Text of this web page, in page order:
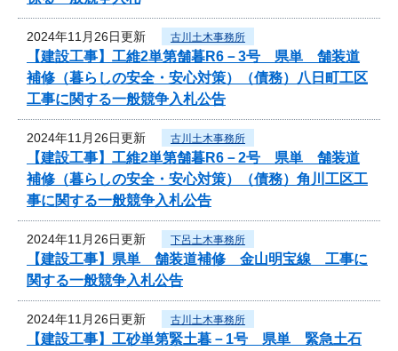
2024年11月26日更新 古川土木事務所
【建設工事】工維2単第舗暮R6－3号 県単 舗装道
補修（暮らしの安全・安心対策）（債務）八日町工区
工事に関する一般競争入札公告
2024年11月26日更新 古川土木事務所
【建設工事】工維2単第舗暮R6－2号 県単 舗装道
補修（暮らしの安全・安心対策）（債務）角川工区工
事に関する一般競争入札公告
2024年11月26日更新 下呂土木事務所
【建設工事】県単 舗装道補修 金山明宝線 工事に
関する一般競争入札公告
2024年11月26日更新 古川土木事務所
【建設工事】工砂単第緊土暮－1号 県単 緊急土石